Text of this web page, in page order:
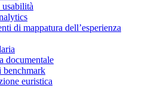
di mappatura dell’esperienza
documentale
benchmark
euristica